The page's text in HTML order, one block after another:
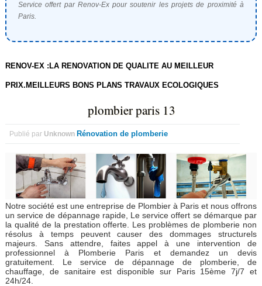
Service offert par Renov-Ex pour soutenir les projets de proximité à
Paris.
RENOV-EX :LA RENOVATION DE QUALITE AU MEILLEUR
PRIX.MEILLEURS BONS PLANS TRAVAUX ECOLOGIQUES
plombier paris 13
Publié par Unknown Rénovation de plomberie
Notre société est une entreprise de Plombier à Paris et nous offrons
un service de dépannage rapide, Le service offert se démarque par
la qualité de la prestation offerte. Les problèmes de plomberie non
résolus à temps peuvent causer des dommages structurels
majeurs. Sans attendre, faites appel à une intervention de
professionnel à Plomberie Paris et demandez un devis
gratuitement. Le service de dépannage de plomberie, de
chauffage, de sanitaire est disponible sur Paris 15ème 7j/7 et
24h/24.